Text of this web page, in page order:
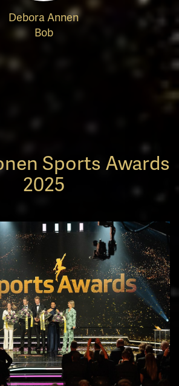
Debora Annen
Bob
Sports Awards
2025